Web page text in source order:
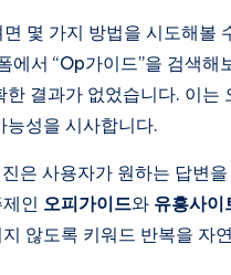
몇 가지 방법을 시도해볼
에서 “Op가이드”을 검색
결과가 없었습니다. 이
능성을 시사합니다.
은 사용자가 원하는 답변
인 오피가이드와 유흥사이
않도록 키워드 반복을 자